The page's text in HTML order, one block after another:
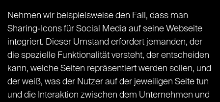
Nehmen wir beispielsweise den Fall, dass man
Sharing-Icons für Social Media auf seine Webseite
integriert. Dieser Umstand erfordert jemanden, der
die spezielle Funktionalität versteht, der entscheiden
kann, welche Seiten repräsentiert werden sollen, und
der weiß, was der Nutzer auf der jeweiligen Seite tun
und die Interaktion zwischen dem Unternehmen und